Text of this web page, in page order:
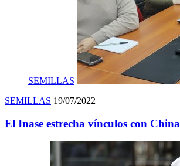
SEMILLAS
SEMILLAS 19/07/2022
El Inase estrecha vínculos con China